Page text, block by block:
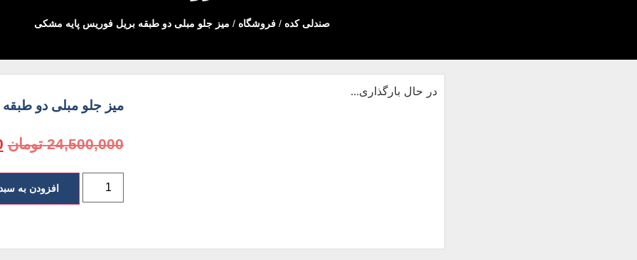
صندلی کده / فروشگاه / میز جلو مبلی دو طبقه بریل فوریس پایه مشکی
در حال بارگذاری...
میز جلو مبلی دو
24,500,000 تومان
افزودن به